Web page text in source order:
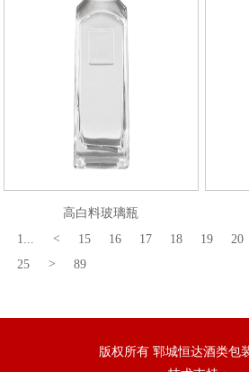
高白料玻璃瓶
1...
< 15 16 17 18 19 20
25
> 89
版权所有 郓城恒达酒类包